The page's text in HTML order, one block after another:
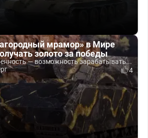
мрамор» в Мире
золото за победы
— возможность зарабатывать...
4